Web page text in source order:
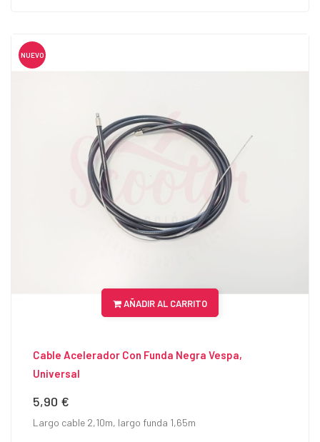
NUEVO
AÑADIR AL CARRITO
Cable Acelerador Con Funda Negra Vespa,
Universal
Precio
5,90 €
Largo cable 2,10m, largo funda 1,65m